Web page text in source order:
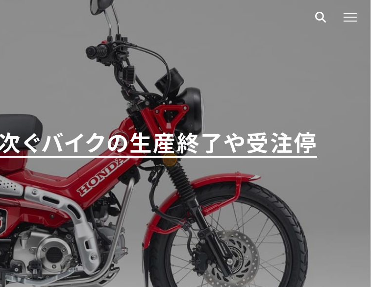
ぐバイクの生産終了や受注停